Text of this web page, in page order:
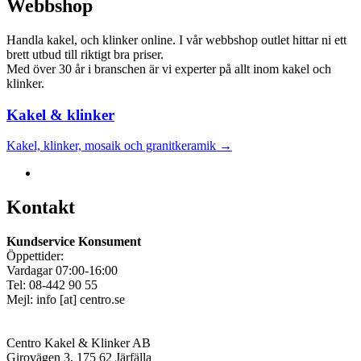
Webbshop
Handla kakel, och klinker online. I vår webbshop outlet hittar ni ett
brett utbud till riktigt bra priser.
Med över 30 år i branschen är vi experter på allt inom kakel och
klinker.
Kakel & klinker
Kakel, klinker, mosaik och granitkeramik →
Kontakt
Kundservice Konsument
Öppettider:
Vardagar 07:00-16:00
Tel: 08-442 90 55
Mejl: info [at] centro.se
Centro Kakel & Klinker AB
Girovägen 3, 175 62 Järfälla